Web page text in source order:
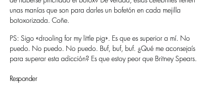
unas maní­as que son para darles un bofetón en cada mejilla
botoxorizada. Coñe.
PS: Sigo «drooling for my little pig». Es que es superior a mí­. No
puedo. No puedo. No puedo. Buf, buf, buf. ¿Qué me aconsejaí­s
para superar esta adicción? Es que estoy peor que Britney Spears.
Responder